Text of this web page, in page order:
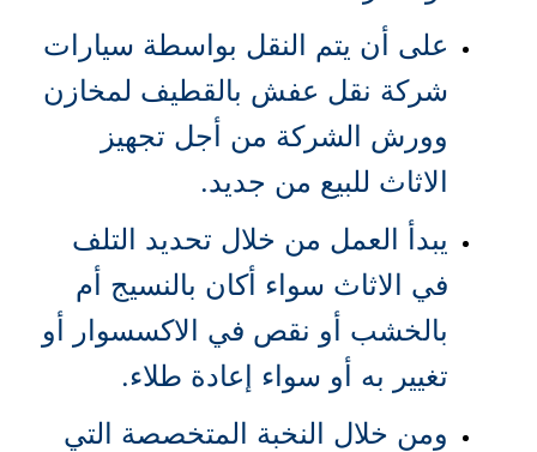
على أن يتم النقل بواسطة سيارات
شركة نقل عفش بالقطيف لمخازن
وورش الشركة من أجل تجهيز
الاثاث للبيع من جديد.
يبدأ العمل من خلال تحديد التلف
في الاثاث سواء أكان بالنسيج أم
بالخشب أو نقص في الاكسسوار أو
تغيير به أو سواء إعادة طلاء.
ومن خلال النخبة المتخصصة التي